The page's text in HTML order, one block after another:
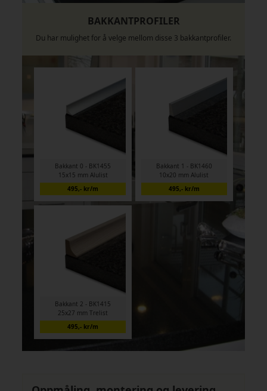
BAKKANTPROFILER
Du har mulighet for å velge mellom disse 3 bakkantprofiler.
Bakkant 0 - BK1455
15x15 mm Alulist
495,- kr/m
Bakkant 1 - BK1460
10x20 mm Alulist
495,- kr/m
Bakkant 2 - BK1415
25x27 mm Trelist
495,- kr/m